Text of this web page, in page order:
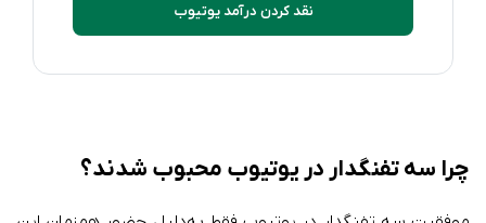
نقد کردن درآمد یوتیوب
چرا سه تفنگدار در یوتیوب محبوب شدند؟